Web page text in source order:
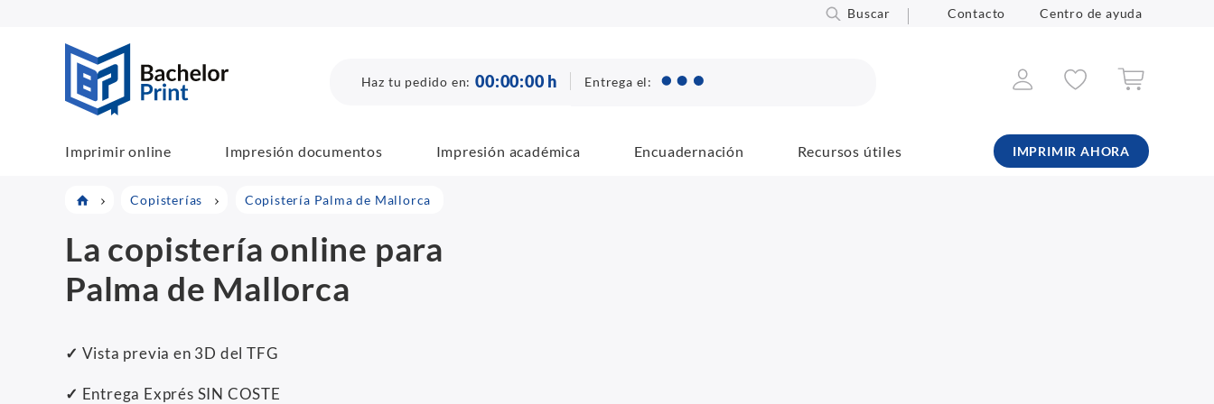
Buscar Contacto Centro de ayuda
Haz tu pedido en: 00:00:00 h Entrega el:
Imprimir online Impresión documentos Impresión académica Encuadernación Recursos útiles IMPRIMIR AHORA
Copisterías Copistería Palma de Mallorca
La copistería online para
Palma de Mallorca
✓ Vista previa en 3D del TFG
✓ Entrega Exprés SIN COSTE